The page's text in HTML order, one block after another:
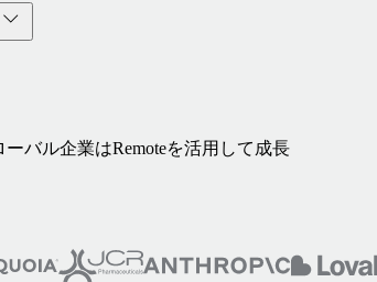
ーバル企業はRemoteを活用して成長